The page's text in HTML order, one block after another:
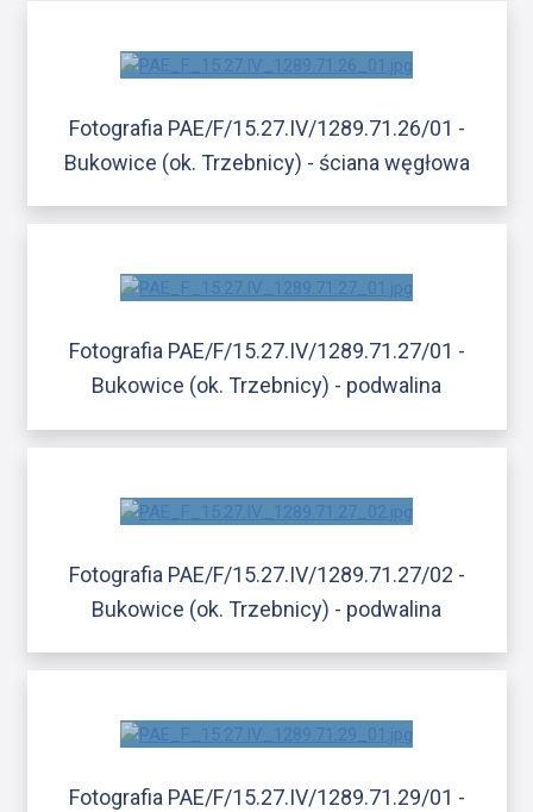
Fotografia PAE/F/15.27.IV/1289.71.26/01 -
Bukowice (ok. Trzebnicy) - ściana węgłowa
Fotografia PAE/F/15.27.IV/1289.71.27/01 -
Bukowice (ok. Trzebnicy) - podwalina
Fotografia PAE/F/15.27.IV/1289.71.27/02 -
Bukowice (ok. Trzebnicy) - podwalina
Fotografia PAE/F/15.27.IV/1289.71.29/01 -